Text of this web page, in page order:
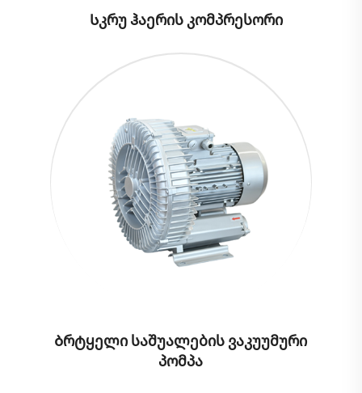
Სკრუ ჰაერის კომპრესორი
Ბრტყელი საშუალების ვაკუუმური
პომპა